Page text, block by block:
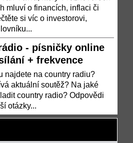
mluví o financích, inflaci či
si víc o investorovi,
- písničky online
+ frekvence
najdete na country radiu?
aktuální soutěž? Na jaké
country radio? Odpovědi
otázky...